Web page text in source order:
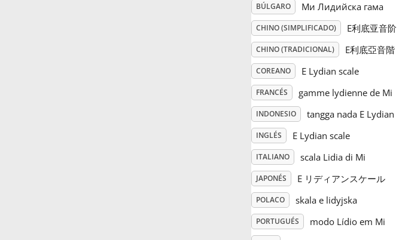
BÚLGARO Ми Лидийска гама
CHINO (SIMPLIFICADO) E利底亚音阶
CHINO (TRADICIONAL) E利底亞音階
COREANO E Lydian scale
FRANCÉS gamme lydienne de Mi
INDONESIO tangga nada E Lydian
INGLÉS E Lydian scale
ITALIANO scala Lidia di Mi
JAPONÉS E リディアンスケール
POLACO skala e lidyjska
PORTUGUÉS modo Lídio em Mi